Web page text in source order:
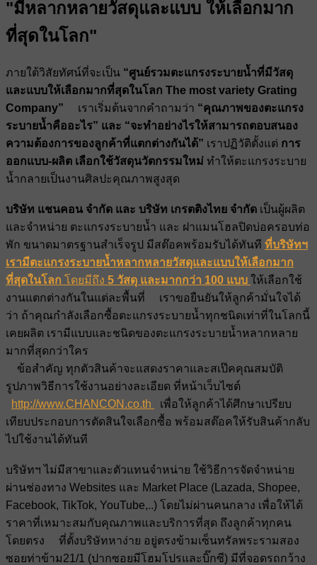
"มีหลากหลายวัสดุและแบบ ให้เลือกมาก
ที่สุดในโลก"
ภายใต้วิสัยทัศน์ที่จะเป็น “ศูนย์รวมตะแกรงระบายน้ำที่มีวัสดุ
และแบบให้เลือกมากที่สุดในโลก The most variety Grating
Company”
เราเริ่มต้นจากคำถามว่า “คุณภาพของตะแกรง
ระบายน้ำคืออะไร” และ “จะทำอย่างไรให้สามารถตอบสนอง
ความต้องการของลูกค้าที่แตกต่างกันได้” เราปฏิวัติตั้งแต่ การ
ออกแบบ-ผลิต เลือกใช้วัสดุนวัตกรรมใหม่ ทำให้ตะแกรงระบาย
น้ำกลายเป็นงานศิลปะคุณภาพสูงสุด
บริษัท แชนคอน จำกัด และ บริษัท เกรตติงไทย จำกัด เป็นผู้ผลิต
และจำหน่าย ตะแกรงระบายน้ำ และ ฝาแมนโฮลปิดบ่อครอบท่อ
พัก ขนาดมาตรฐานสำเร็จรูป มีสต๊อคพร้อมรับได้ทันที ที่บริษัทฯ
เรามีตะแกรงระบายน้ำหลากหลายวัสดุและแบบให้เลือกมาก
ที่สุดในโลก โดยมีถึง 5 วัสดุ และมากกว่า 100 แบบ ให้เลือกใช้
งานแตกต่างกันในแต่ละพื้นที่ เราขอยืนยันให้ลูกค้ามั่นใจได้
ว่า ถ้าคุณกำลังเลือกซื้อตะแกรงระบายน้ำทุกชนิดเท่าที่ในโลกนี้
เคยผลิต เรามีแบบและชนิดของตะแกรงระบายน้ำหลากหลาย
มากที่สุดกว่าใคร
ข้อสำคัญ ทุกตัวสินค้าจะแสดงราคาและสเป๊คคุณสมบัติ
รูปภาพวิธีการใช้งานอย่างละเอียด ที่หน้าเว็บไซต์
http://www.CHANCON.co.th
เพื่อให้ลูกค้าได้ศึกษาเปรียบ
เทียบประกอบการตัดสินใจเลือกซื้อ พร้อมสต๊อคให้รับสินค้ากลับ
ไปใช้งานได้ทันที
บริษัทฯ ไม่มีสาขาและตัวแทนจำหน่าย ใช้วิธีการจัดจำหน่าย
ผ่านช่องทาง Websites และ Market Place (Lazada, Shopee,
Facebook, TikTok, YouTube,..) โดยไม่ผ่านคนกลาง เพื่อให้ได้
ราคาที่เหมาะสมกับคุณภาพและบริการที่สุด ถึงลูกค้าทุกคน
โดยตรง ที่ตั้งบริษัทหาง่าย อยู่ตรงข้ามเซ็นทรัลพระรามสอง
ซอยท่าข้าม21/1 (ปากซอยมีโฮมโปรและบิ๊กซี) มีที่จอดรถกว้าง